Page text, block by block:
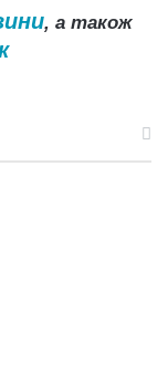
, а також